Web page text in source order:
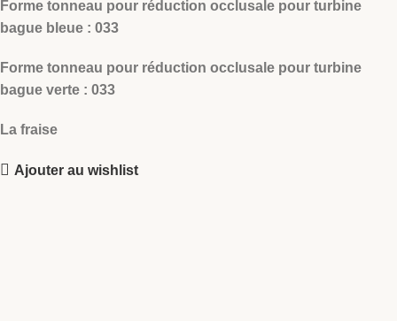
Forme tonneau pour réduction occlusale pour turbine
bague bleue : 033
Forme tonneau pour réduction occlusale pour turbine
bague verte : 033
La fraise
Ajouter au wishlist